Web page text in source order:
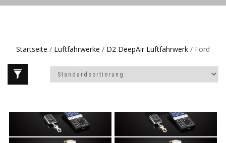
Startseite / Luftfahrwerke / D2 DeepAir Luftfahrwerk / Ford